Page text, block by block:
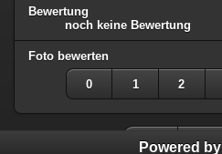
Bewertung
noch keine Bewertung
Foto bewerten
0 1 2
Powered by